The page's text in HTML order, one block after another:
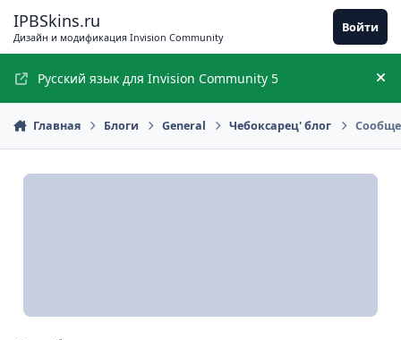
IPBSkins.ru
Дизайн и модификация Invision Community
Войти
Русский язык для Invision Community 5
Главная Блоги General Чебоксарец' блог